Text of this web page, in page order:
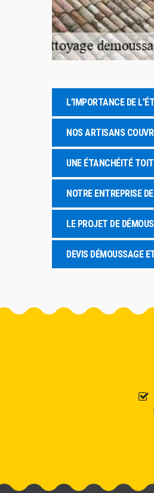
L’IMPORTANCE DE
NOS ARTISANS
UNE ÉTANCHÉITÉ
NOTRE ENTREPRISE
LE PROJET DE
DEVIS DÉMOUSSAGE